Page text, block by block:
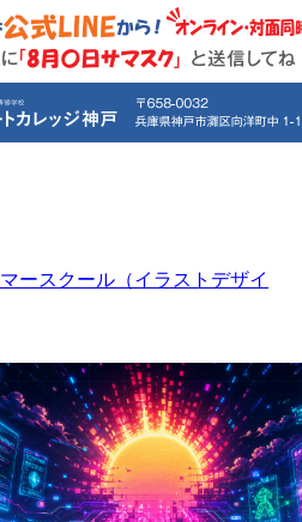
マースクール（イラストデザイ